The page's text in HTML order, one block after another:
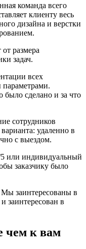
команда всего
клиенту весь
дизайна и верстки
размера
задач.
всех
параметрами.
было сделано и за что
сотрудников
удаленно в
с выездом.
или индивидуальный
заказчику было
Мы заинтересованы в
заинтересован в
чем к вам